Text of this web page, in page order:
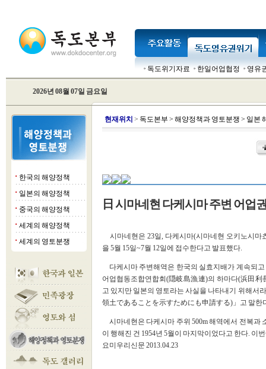
독도위기자료 한일어업협정 영유
2026년 08월 07일 금요일
■ 한국의 해양정책
■ 일본의 해양정책
■ 중국의 해양정책
■ 세계의 해양정책
■ 세계의 영토분쟁
현재위치 > 독도본부 > 해양정책과 영토분쟁 > 일본
日 시마네현 다케시마 주변 어업
시마네현은 23일, 다케시마(시마네현 오키노시마
을 5월 15일~7월 12일에 접수한다고 발표했다.
다케시마 주변해역은 한국의 실효지배가 계속되
어업협동조합연합회(隠岐島漁連)의 하마다(浜田利
고 있지만 일본의 영토라는 사실을 나타내기 위해
領土であることを示すためにも申請する)」고 말한
시마네현은 다케시마 주위 500m 해역에서 전복과
이 행해진 건 1954년 5월이 마지막이었다고 한다. 이
요미우리신문 2013.04.23